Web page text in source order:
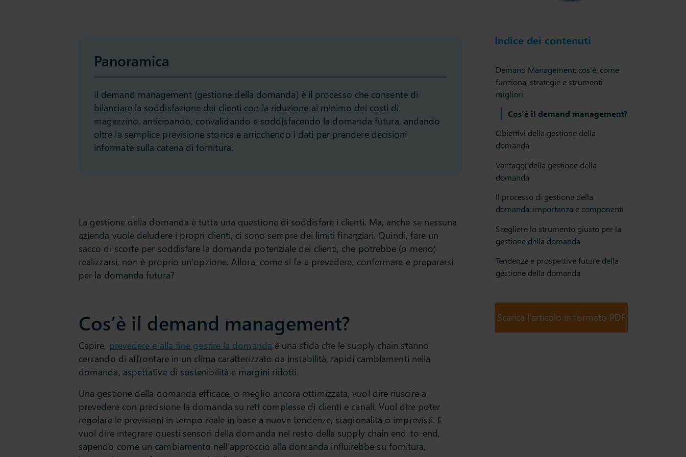
Indice dei contenuti
Demand Management: cos’è, come
funziona, strategie e strumenti
migliori
Cos’è il demand management?
Obiettivi della gestione della
domanda
Vantaggi della gestione della
domanda
Il processo di gestione della
domanda: importanza e componenti
Scegliere lo strumento giusto per la
gestione della domanda
Tendenze e prospettive future della
gestione della domanda
Scarica l'articolo in formato PDF
Panoramica
Il demand management (gestione della domanda) è il processo che consente di
bilanciare la soddisfazione dei clienti con la riduzione al minimo dei costi di
magazzino, anticipando, convalidando e soddisfacendo la domanda futura, andando
oltre la semplice previsione storica e arricchendo i dati per prendere decisioni
informate sulla catena di fornitura.
La gestione della domanda è tutta una questione di soddisfare i clienti. Ma, anche se nessuna
azienda vuole deludere i propri clienti, ci sono sempre dei limiti finanziari. Quindi, fare un
sacco di scorte per soddisfare la domanda potenziale dei clienti, che potrebbe (o meno)
realizzarsi, non è proprio un’opzione. Allora, come si fa a prevedere, confermare e prepararsi
per la domanda futura?
Cos’è il demand management?
Capire, prevedere e alla fine gestire la domanda è una sfida che le supply chain stanno
cercando di affrontare in un clima caratterizzato da instabilità, rapidi cambiamenti nella
domanda, aspettative di sostenibilità e margini ridotti.
Una gestione della domanda efficace, o meglio ancora ottimizzata, vuol dire riuscire a
prevedere con precisione la domanda su reti complesse di clienti e canali. Vuol dire poter
regolare le previsioni in tempo reale in base a nuove tendenze, stagionalità o imprevisti. E
vuol dire integrare questi sensori della domanda nel resto della supply chain end-to-end,
sapendo come un cambiamento nell’approccio alla domanda influirebbe su fornitura,